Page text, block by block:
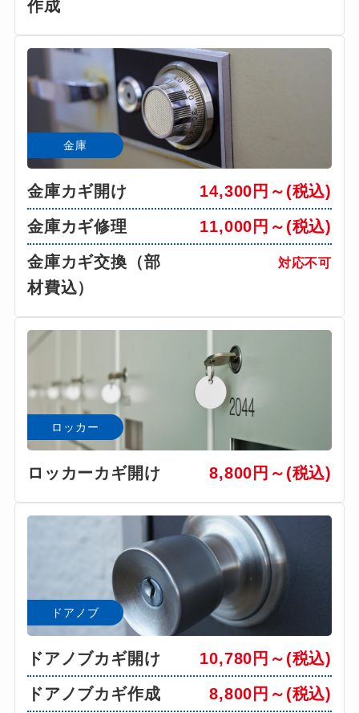
作成
金庫
金庫カギ開け
14,300円～(税込)
金庫カギ修理
11,000円～(税込)
金庫カギ交換（部
材費込）
対応不可
ロッカー
ロッカーカギ開け 8,800円～(税込)
ドアノブ
ドアノブカギ開け
10,780円～(税込)
ドアノブカギ作成
8,800円～(税込)